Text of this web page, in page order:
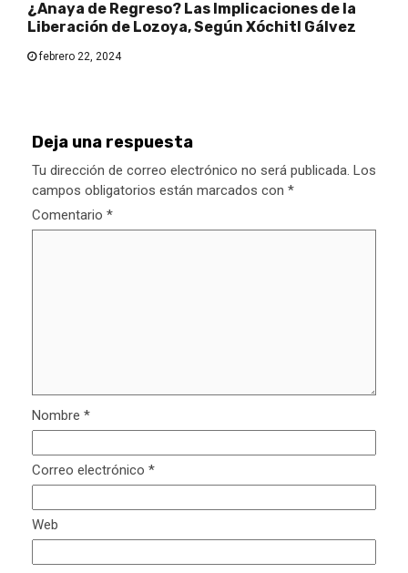
¿Anaya de Regreso? Las Implicaciones de la
Liberación de Lozoya, Según Xóchitl Gálvez
febrero 22, 2024
Deja una respuesta
Tu dirección de correo electrónico no será publicada. Los
campos obligatorios están marcados con *
Comentario *
Nombre *
Correo electrónico *
Web